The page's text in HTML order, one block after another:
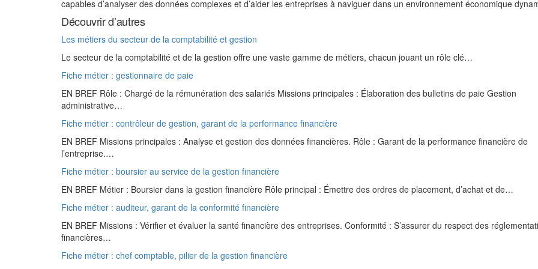
capables d’analyser des données complexes et d’aider les entreprises à naviguer dans un environnement économique
Découvrir d’autres
Les métiers du secteur de la comptabilité et gestion
Le secteur de la comptabilité et de la gestion offre une vaste gamme de métiers, chacun jouant un rôle clé…
Fiche métier : gestionnaire de paie
EN BREF Rôle : Chargé de la rémunération des salariés Missions principales : Élaboration des bulletins de paie Gestion
administrative…
Fiche métier : contrôleur de gestion, garant de la performance financière
EN BREF Missions principales : Analyse et gestion des données financières. Rôle : Garant de la performance financière de
l’entreprise.…
Fiche métier : boursier au service de la gestion financière
EN BREF Métier : Boursier dans la gestion financière Rôle principal : Émettre des ordres de placement, d’achat et de…
Fiche métier : auditeur, garant de la conformité financière
EN BREF Missions : Vérifier et évaluer la santé financière des entreprises. Conformité : S’assurer du respect des
financières…
Fiche métier : chef comptable, pilier de la gestion financière